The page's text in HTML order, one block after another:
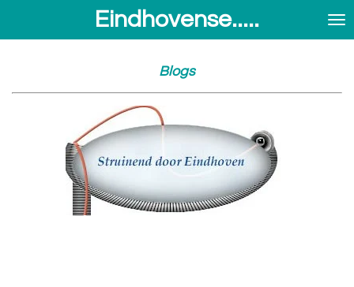
Eindhovense.....
Blogs